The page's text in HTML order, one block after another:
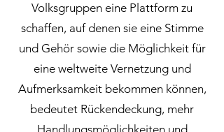
Volksgruppen eine Plattform zu
schaffen, auf denen sie eine Stimme
und Gehör sowie die Möglichkeit für
eine weltweite Vernetzung und
Aufmerksamkeit bekommen können,
bedeutet Rückendeckung, mehr
Handlungsmöglichkeiten und